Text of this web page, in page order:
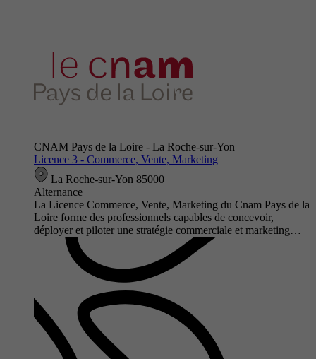
CNAM Pays de la Loire - La Roche-sur-Yon
Licence 3 - Commerce, Vente, Marketing
La Roche-sur-Yon 85000
Alternance
La Licence Commerce, Vente, Marketing du Cnam Pays de la
Loire forme des professionnels capables de concevoir,
déployer et piloter une stratégie commerciale et marketing…